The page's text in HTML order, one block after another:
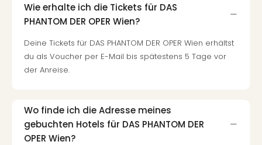
Wie erhalte ich die Tickets für DAS
PHANTOM DER OPER Wien?
Deine Tickets für DAS PHANTOM DER OPER Wien erhältst
du als Voucher per E-Mail bis spätestens 5 Tage vor
der Anreise.
Wo finde ich die Adresse meines
gebuchten Hotels für DAS PHANTOM DER
OPER Wien?